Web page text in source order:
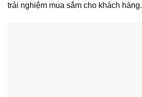
trải nghiệm mua sắm cho khách hàng.